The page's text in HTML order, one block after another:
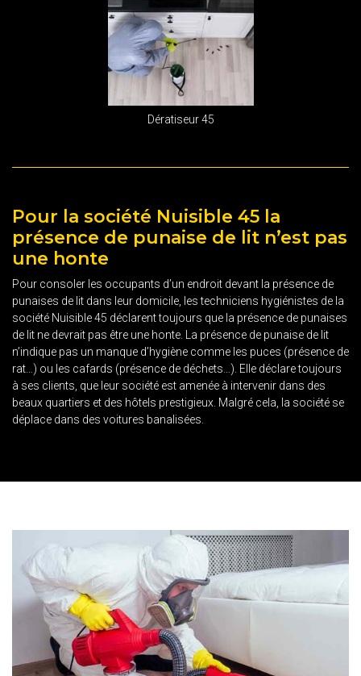
Dératiseur 45
Pour la société Nuisible 45 la
présence de punaise de lit n’est pas
une honte
Pour consoler les occupants d’un endroit devant la présence de
punaises de lit dans leur domicile, les techniciens hygiénistes de la
société Nuisible 45 déclarent toujours que la présence de punaises
de lit ne devrait pas être une honte. La présence de punaise de lit
n’indique pas un manque d’hygiène comme les puces (présence de
rat…) ou les cafards (présence de déchets…). Elle déclare toujours
à ses clients, que leur société est amenée à intervenir dans des
beaux quartiers et des hôtels prestigieux. Malgré cela, la société se
déplace dans des voitures banalisées.